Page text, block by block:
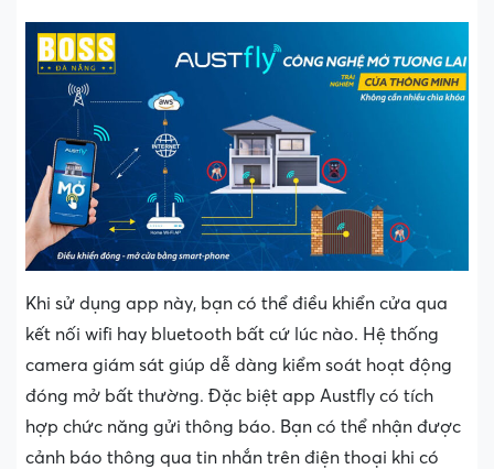
Khi sử dụng app này, bạn có thể điều khiển cửa qua
kết nối wifi hay bluetooth bất cứ lúc nào. Hệ thống
camera giám sát giúp dễ dàng kiểm soát hoạt động
đóng mở bất thường. Đặc biệt app Austfly có tích
hợp chức năng gửi thông báo. Bạn có thể nhận được
cảnh báo thông qua tin nhắn trên điện thoại khi có